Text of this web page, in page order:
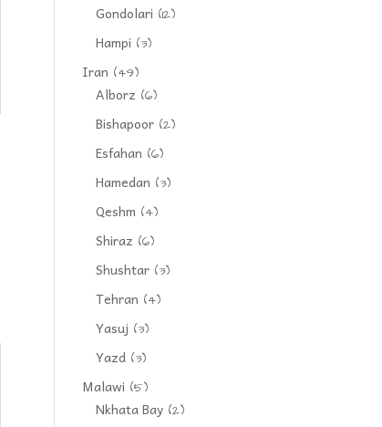
Gondolari (12)
Hampi (3)
Iran (49)
Alborz (6)
Bishapoor (2)
Esfahan (6)
Hamedan (3)
Qeshm (4)
Shiraz (6)
Shushtar (3)
Tehran (4)
Yasuj (3)
Yazd (3)
Malawi (5)
Nkhata Bay (2)